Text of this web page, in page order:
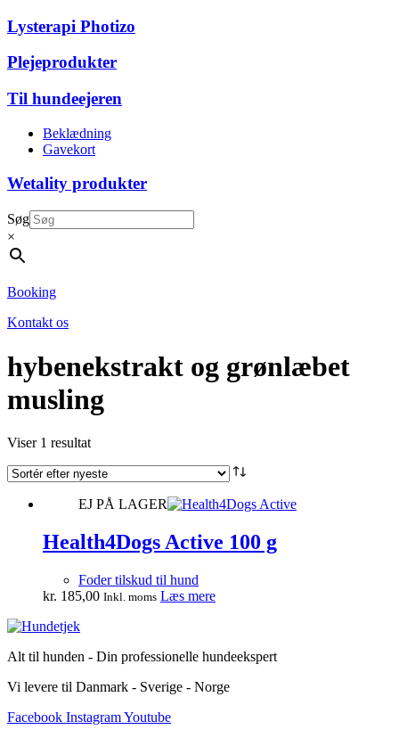
Lysterapi Photizo
Plejeprodukter
Til hundeejeren
Beklædning
Gavekort
Wetality produkter
Søg
×
Booking
Kontakt os
hybenekstrakt og grønlæbet
musling
Viser 1 resultat
EJ PÅ LAGER
Health4Dogs Active 100 g
Foder tilskud til hund
kr. 185,00 Inkl. moms Læs mere
Alt til hunden - Din professionelle hundeekspert
Vi levere til Danmark - Sverige - Norge
Facebook InstagramYoutube